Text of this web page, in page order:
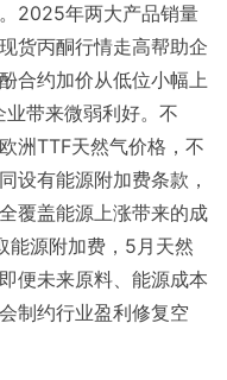
2025年两大产品销量
货丙酮行情走高帮助企
合约加价从低位小幅上
带来微弱利好。不
洲TTF天然气价格，不
设有能源附加费条款，
覆盖能源上涨带来的成
能源附加费，5月天然
便未来原料、能源成本
制约行业盈利修复空